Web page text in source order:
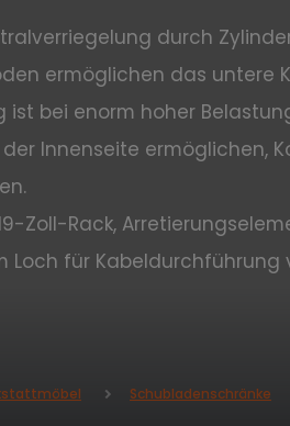
durch
ermöglichen das untere
ist bei enorm hoher
Innenseite ermöglichen,
Zoll-Rack,
Loch für Kabeldurchführung
Schubladenschränke